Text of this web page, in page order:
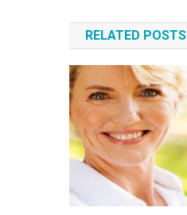
navigation
RELATED POSTS